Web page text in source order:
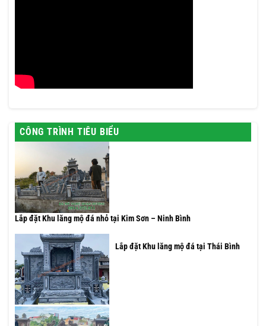
CÔNG TRÌNH TIÊU BIỂU
Lắp đặt Khu lăng mộ đá nhỏ tại Kim Sơn – Ninh Bình
Lắp đặt Khu lăng mộ đá tại Thái Bình